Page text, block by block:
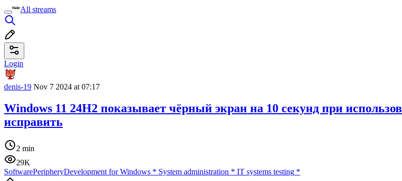
All streams
Login
denis-19 Nov 7 2024 at 07:17
Windows 11 24H2 показывает чёрный экран на 10 секунд при
исправить
2 min
29K
SoftwarePeripheryDevelopment for Windows * System administration * IT systems testing *